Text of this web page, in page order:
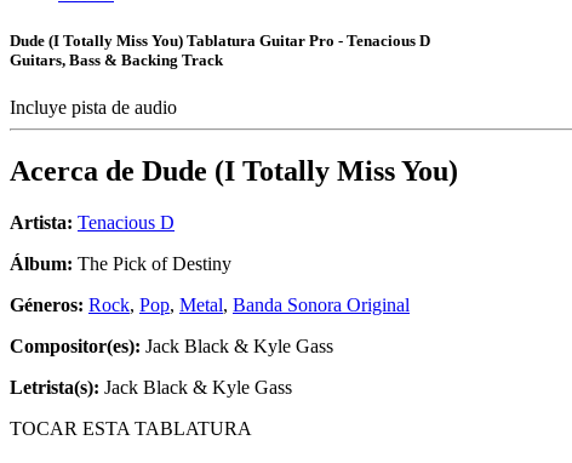
Dude (I Totally Miss You) Tablatura Guitar Pro - Tenacious D
Guitars, Bass & Backing Track
Incluye pista de audio
Acerca de Dude (I Totally Miss You)
Artista: Tenacious D
Álbum: The Pick of Destiny
Géneros: Rock, Pop, Metal, Banda Sonora Original
Compositor(es): Jack Black & Kyle Gass
Letrista(s): Jack Black & Kyle Gass
TOCAR ESTA TABLATURA